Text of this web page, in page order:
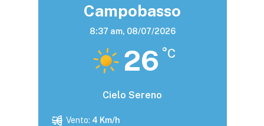
Campobasso
8:37 am, 08/07/2026
26 °C
Cielo Sereno
Vento: 4 Km/h